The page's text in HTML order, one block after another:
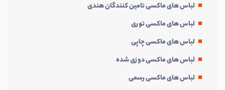
لباس های ماکسی تامین کنندگان هندی
لباس های ماکسی توری
لباس های ماکسی چاپی
لباس های ماکسی دوزی شده
لباس های ماکسی رسمی